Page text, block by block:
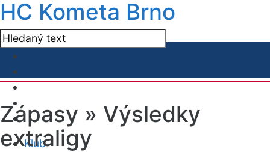
HC Kometa Brno
Klub
Zápasy » Výsledky
extraligy